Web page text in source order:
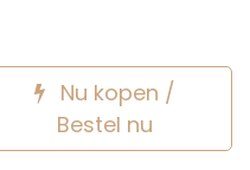
Nu kopen /
Bestel nu